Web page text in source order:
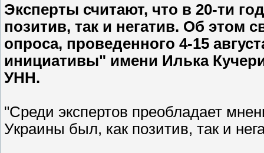
Эксперты считают, что в 20-ти
позитив, так и негатив. Об этом
опроса, проведенного 4-15
инициативы" имени Илька
УНН.
"Среди экспертов преобладает
Украины был, как позитив, так и